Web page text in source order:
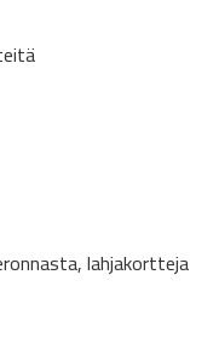
lahjakortteja